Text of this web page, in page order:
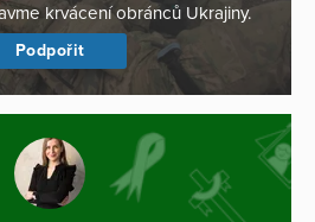
krvácení obránců Ukrajiny.
Podpořit